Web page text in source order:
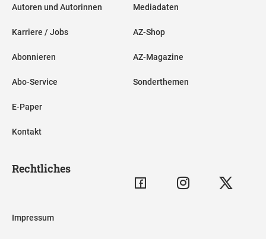
Autoren und Autorinnen
Karriere / Jobs
Abonnieren
Abo-Service
E-Paper
Kontakt
Mediadaten
AZ-Shop
AZ-Magazine
Sonderthemen
Rechtliches
Impressum